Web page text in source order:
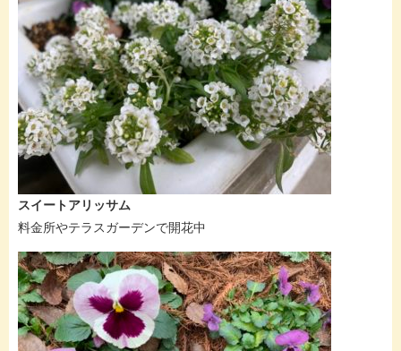
スイートアリッサム
料金所やテラスガーデンで開花中